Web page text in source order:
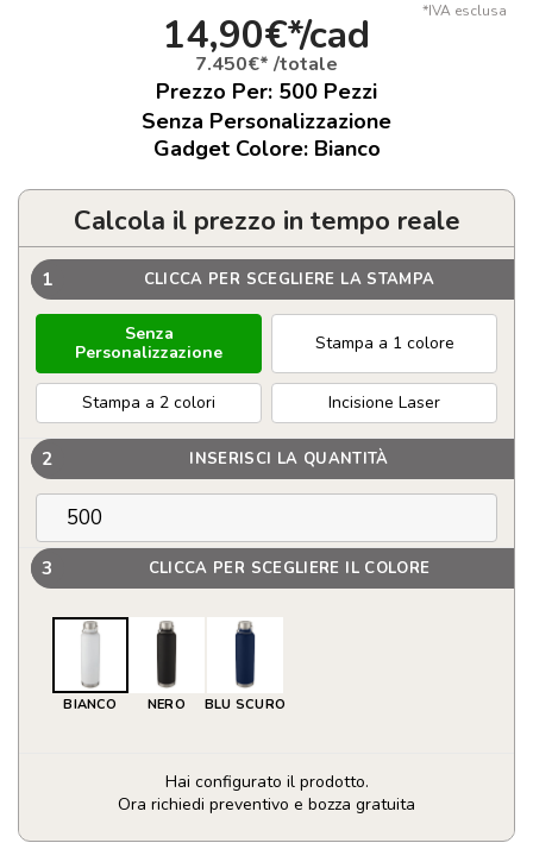
*IVA esclusa
14,90€*/cad
7.450€* /totale
Prezzo Per: 500 Pezzi
Senza Personalizzazione
Gadget Colore: Bianco
Calcola il prezzo in tempo reale
1 CLICCA PER SCEGLIERE LA STAMPA
Senza
Personalizzazione
Stampa a 1 colore
Stampa a 2 colori Incisione Laser
2 INSERISCI LA QUANTITÀ
3 CLICCA PER SCEGLIERE IL COLORE
BIANCO NERO BLU SCURO
Hai configurato il prodotto.
Ora richiedi preventivo e bozza gratuita
Borraccia